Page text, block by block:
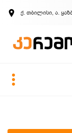
ქ. თბილისი, ა.
ზარის